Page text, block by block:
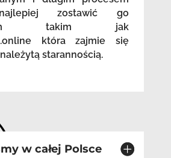
zostawić go
takim jak
która zajmie się
starannością.
w całej Polsce